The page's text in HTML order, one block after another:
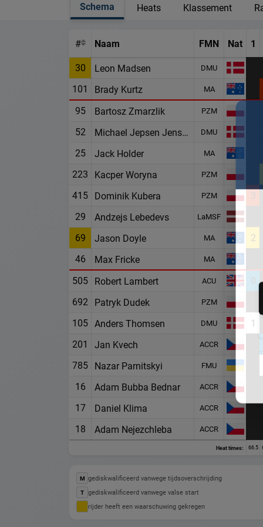
Schema Heats Klassement
# Naam FMN Nat 1
30 Leon Madsen DMU
101 Brady Kurtz MA
95 Bartosz Zmarzlik PZM
52 Michael Jepsen Jensen DMU
25 Jack Holder MA
223 Kacper Woryna PZM
415 Dominik Kubera PZM 3
29 Andzejs Lebedevs LaMSF
69 Jason Doyle MA 2
46 Max Fricke MA
505 Robert Lambert ACU 0
692 Patryk Dudek PZM
105 Anders Thomsen DMU 1
201 Jan Kvech ACCR
785 Nazar Parnitskyi FMU
16 Adam Bubba Bednar ACCR
17 Daniel Klima ACCR
18 Adam Nejezchleba ACCR
Heat times: 66.5
M gediskwalificeerd vanwege tijdsoverschrijding
T gediskwalificeerd vanwege valse start
rijder heeft een waarschuwing gekregen